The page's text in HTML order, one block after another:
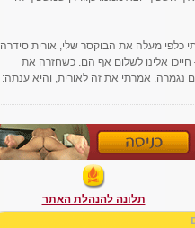
כלפי מעלה את הבוקסר שלי, אורית סידרה
אלינו לשלום אף הם. כשחזרה את
נגמרה. אמרתי את זה לאורית, והיא ענתה:
תלונה להנהלת האתר